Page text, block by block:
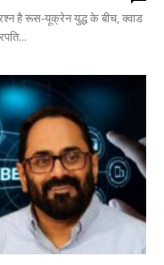
है रूस-यूक्रेन युद्ध के बीच, क्वाड